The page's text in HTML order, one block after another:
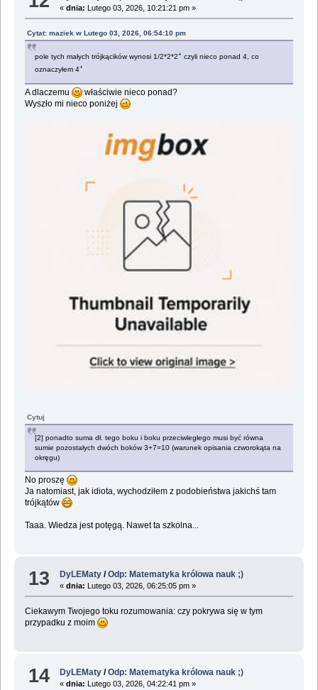
«dnia: Lutego 03, 2026, 10:21:21 pm »
Cytat: maziek w Lutego 03, 2026, 06:54:10 pm
pole tych małych trójkącików wynosi 1/2*2*2+czyli nieco ponad 4, co
oznaczyłem 4+
A dlaczemu
właściwie nieco ponad?
Wyszło mi nieco poniżej
Cytuj
[2] ponadto suma dł. tego boku i boku przeciwległego musi być równa
sumie pozostałych dwóch boków 3+7=10 (warunek opisania czworokąta na
okręgu)
No proszę
Ja natomiast, jak idiota, wychodziłem z podobieństwa jakichś tam
trójkątów
Taaa. Wiedza jest potęgą. Nawet ta szkolna...
13 DyLEMaty /Odp: Matematyka królowa nauk ;)
«dnia: Lutego 03, 2026, 06:25:05 pm »
Ciekawym Twojego toku rozumowania: czy pokrywa się w tym
przypadku z moim
14 DyLEMaty /Odp: Matematyka królowa nauk ;)
«dnia: Lutego 03, 2026, 04:22:41 pm »